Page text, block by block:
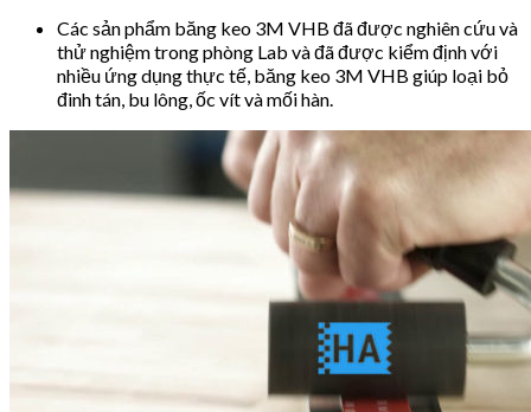
Các sản phẩm băng keo 3M VHB đã được nghiên cứu và
thử nghiệm trong phòng Lab và đã được kiểm định với
nhiều ứng dụng thực tế, băng keo 3M VHB giúp loại bỏ
đinh tán, bu lông, ốc vít và mối hàn.